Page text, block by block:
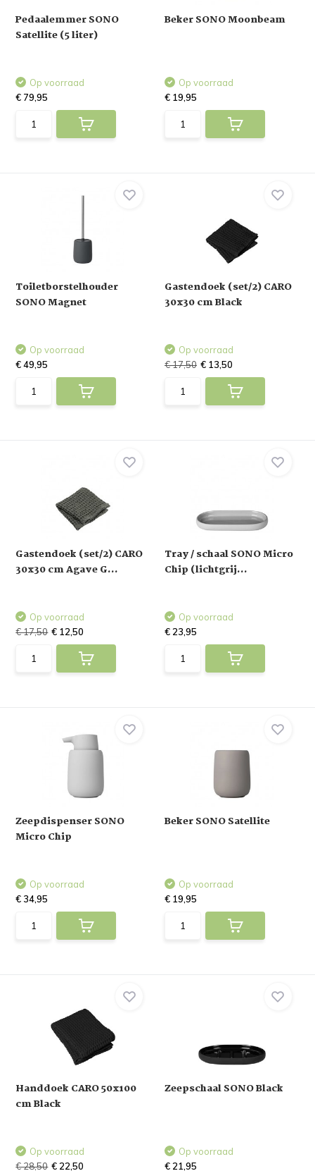
Pedaalemmer SONO
Satellite (5 liter)
Op voorraad
€ 79,95
Beker SONO Moonbeam
Op voorraad
€ 19,95
Toiletborstelhouder
SONO Magnet
Op voorraad
€ 49,95
Gastendoek (set/2) CARO
30x30 cm Black
Op voorraad
€ 17,50 € 13,50
Gastendoek (set/2) CARO
30x30 cm Agave G...
Op voorraad
€ 17,50 € 12,50
Tray / schaal SONO Micro
Chip (lichtgrij...
Op voorraad
€ 23,95
Zeepdispenser SONO
Micro Chip
Op voorraad
€ 34,95
Beker SONO Satellite
Op voorraad
€ 19,95
Handdoek CARO 50x100
cm Black
Op voorraad
€ 28,50 € 22,50
Zeepschaal SONO Black
Op voorraad
€ 21,95